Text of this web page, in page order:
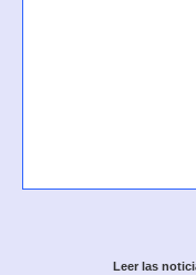
Leer las